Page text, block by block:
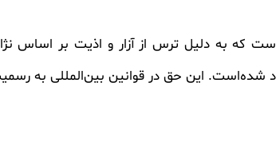
که به دلیل ترس از آزار و اذیت بر اساس
شده‌است. این حق در قوانین بین‌المللی به